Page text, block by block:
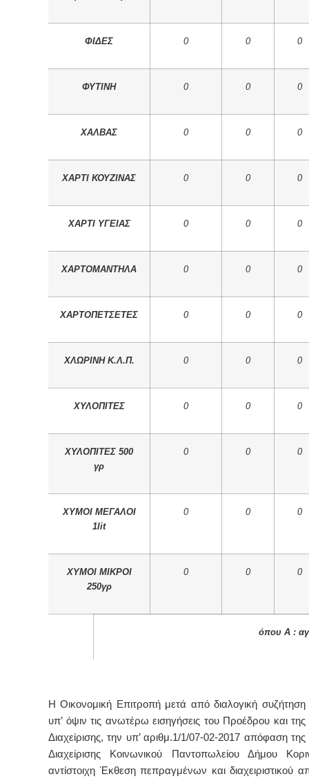
ΦΙΔΕΣ 0 0 0
ΦΥΤΙΝΗ 0 0 0
ΧΑΛΒΑΣ 0 0 0
ΧΑΡΤΙ ΚΟΥΖΙΝΑΣ 0 0 0
ΧΑΡΤΙ ΥΓΕΙΑΣ 0 0 0
ΧΑΡΤΟΜΑΝΤΗΛΑ 0 0 0
ΧΑΡΤΟΠΕΤΣΕΤΕΣ 0 0 0
ΧΛΩΡΙΝΗ Κ.Λ.Π. 0 0 0
ΧΥΛΟΠΙΤΕΣ 0 0 0
ΧΥΛΟΠΙΤΕΣ 500
γρ
0 0 0
ΧΥΜΟΙ ΜΕΓΑΛΟΙ
1lit
0 0 0
ΧΥΜΟΙ ΜΙΚΡΟΙ
250γρ
0 0 0
όπου Α :
Η Οικονομική Επιτροπή μετά από διαλογική συζήτηση
υπ’ όψιν τις ανωτέρω εισηγήσεις του Προέδρου και
Διαχείρισης, την υπ’ αριθμ.1/1/07-02-2017 απόφαση
Διαχείρισης Κοινωνικού Παντοπωλείου Δήμου
αντίστοιχη Έκθεση πεπραγμένων και διαχειριστικού